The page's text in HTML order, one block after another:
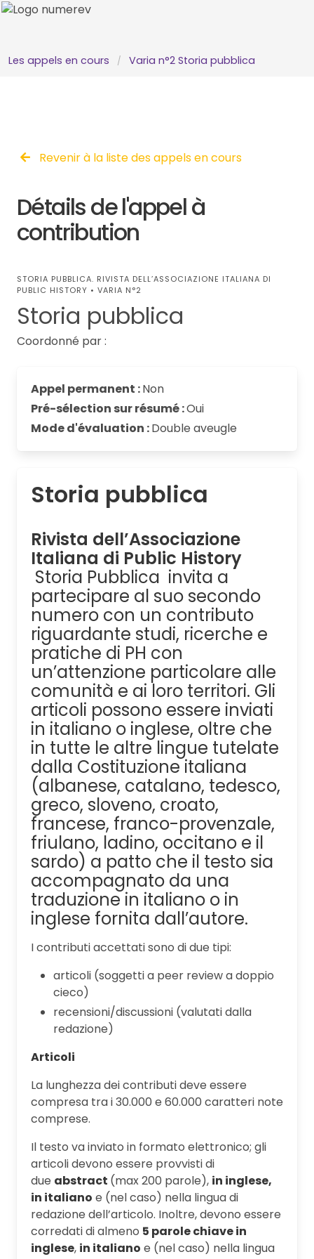
Les appels en cours Varia n°2 Storia pubblica
Revenir à la liste des appels en cours
Détails de l'appel à
contribution
STORIA PUBBLICA. RIVISTA DELL’ASSOCIAZIONE ITALIANA DI
PUBLIC HISTORY • VARIA N°2
Storia pubblica
Coordonné par :
Appel permanent :Non
Pré-sélection sur résumé :Oui
Mode d'évaluation :Double aveugle
Storia pubblica
Rivista dell’Associazione
Italiana di Public History
Storia Pubblica invita a
partecipare al suo secondo
numero con un contributo
riguardante studi, ricerche e
pratiche di PH con
un’attenzione particolare alle
comunità e ai loro territori. Gli
articoli possono essere inviati
in italiano o inglese, oltre che
in tutte le altre lingue tutelate
dalla Costituzione italiana
(albanese, catalano, tedesco,
greco, sloveno, croato,
francese, franco-provenzale,
friulano, ladino, occitano e il
sardo) a patto che il testo sia
accompagnato da una
traduzione in italiano o in
inglese fornita dall’autore.
I contributi accettati sono di due tipi:
articoli (soggetti a peer review a doppio
cieco)
recensioni/discussioni (valutati dalla
redazione)
Articoli
La lunghezza dei contributi deve essere
compresa tra i 30.000 e 60.000 caratteri note
comprese.
Il testo va inviato in formato elettronico; gli
articoli devono essere provvisti di
due abstract (max 200 parole), in inglese,
in italiano e (nel caso) nella lingua di
redazione dell’articolo. Inoltre, devono essere
corredati di almeno 5 parole chiave in
inglese, in italiano e (nel caso) nella lingua